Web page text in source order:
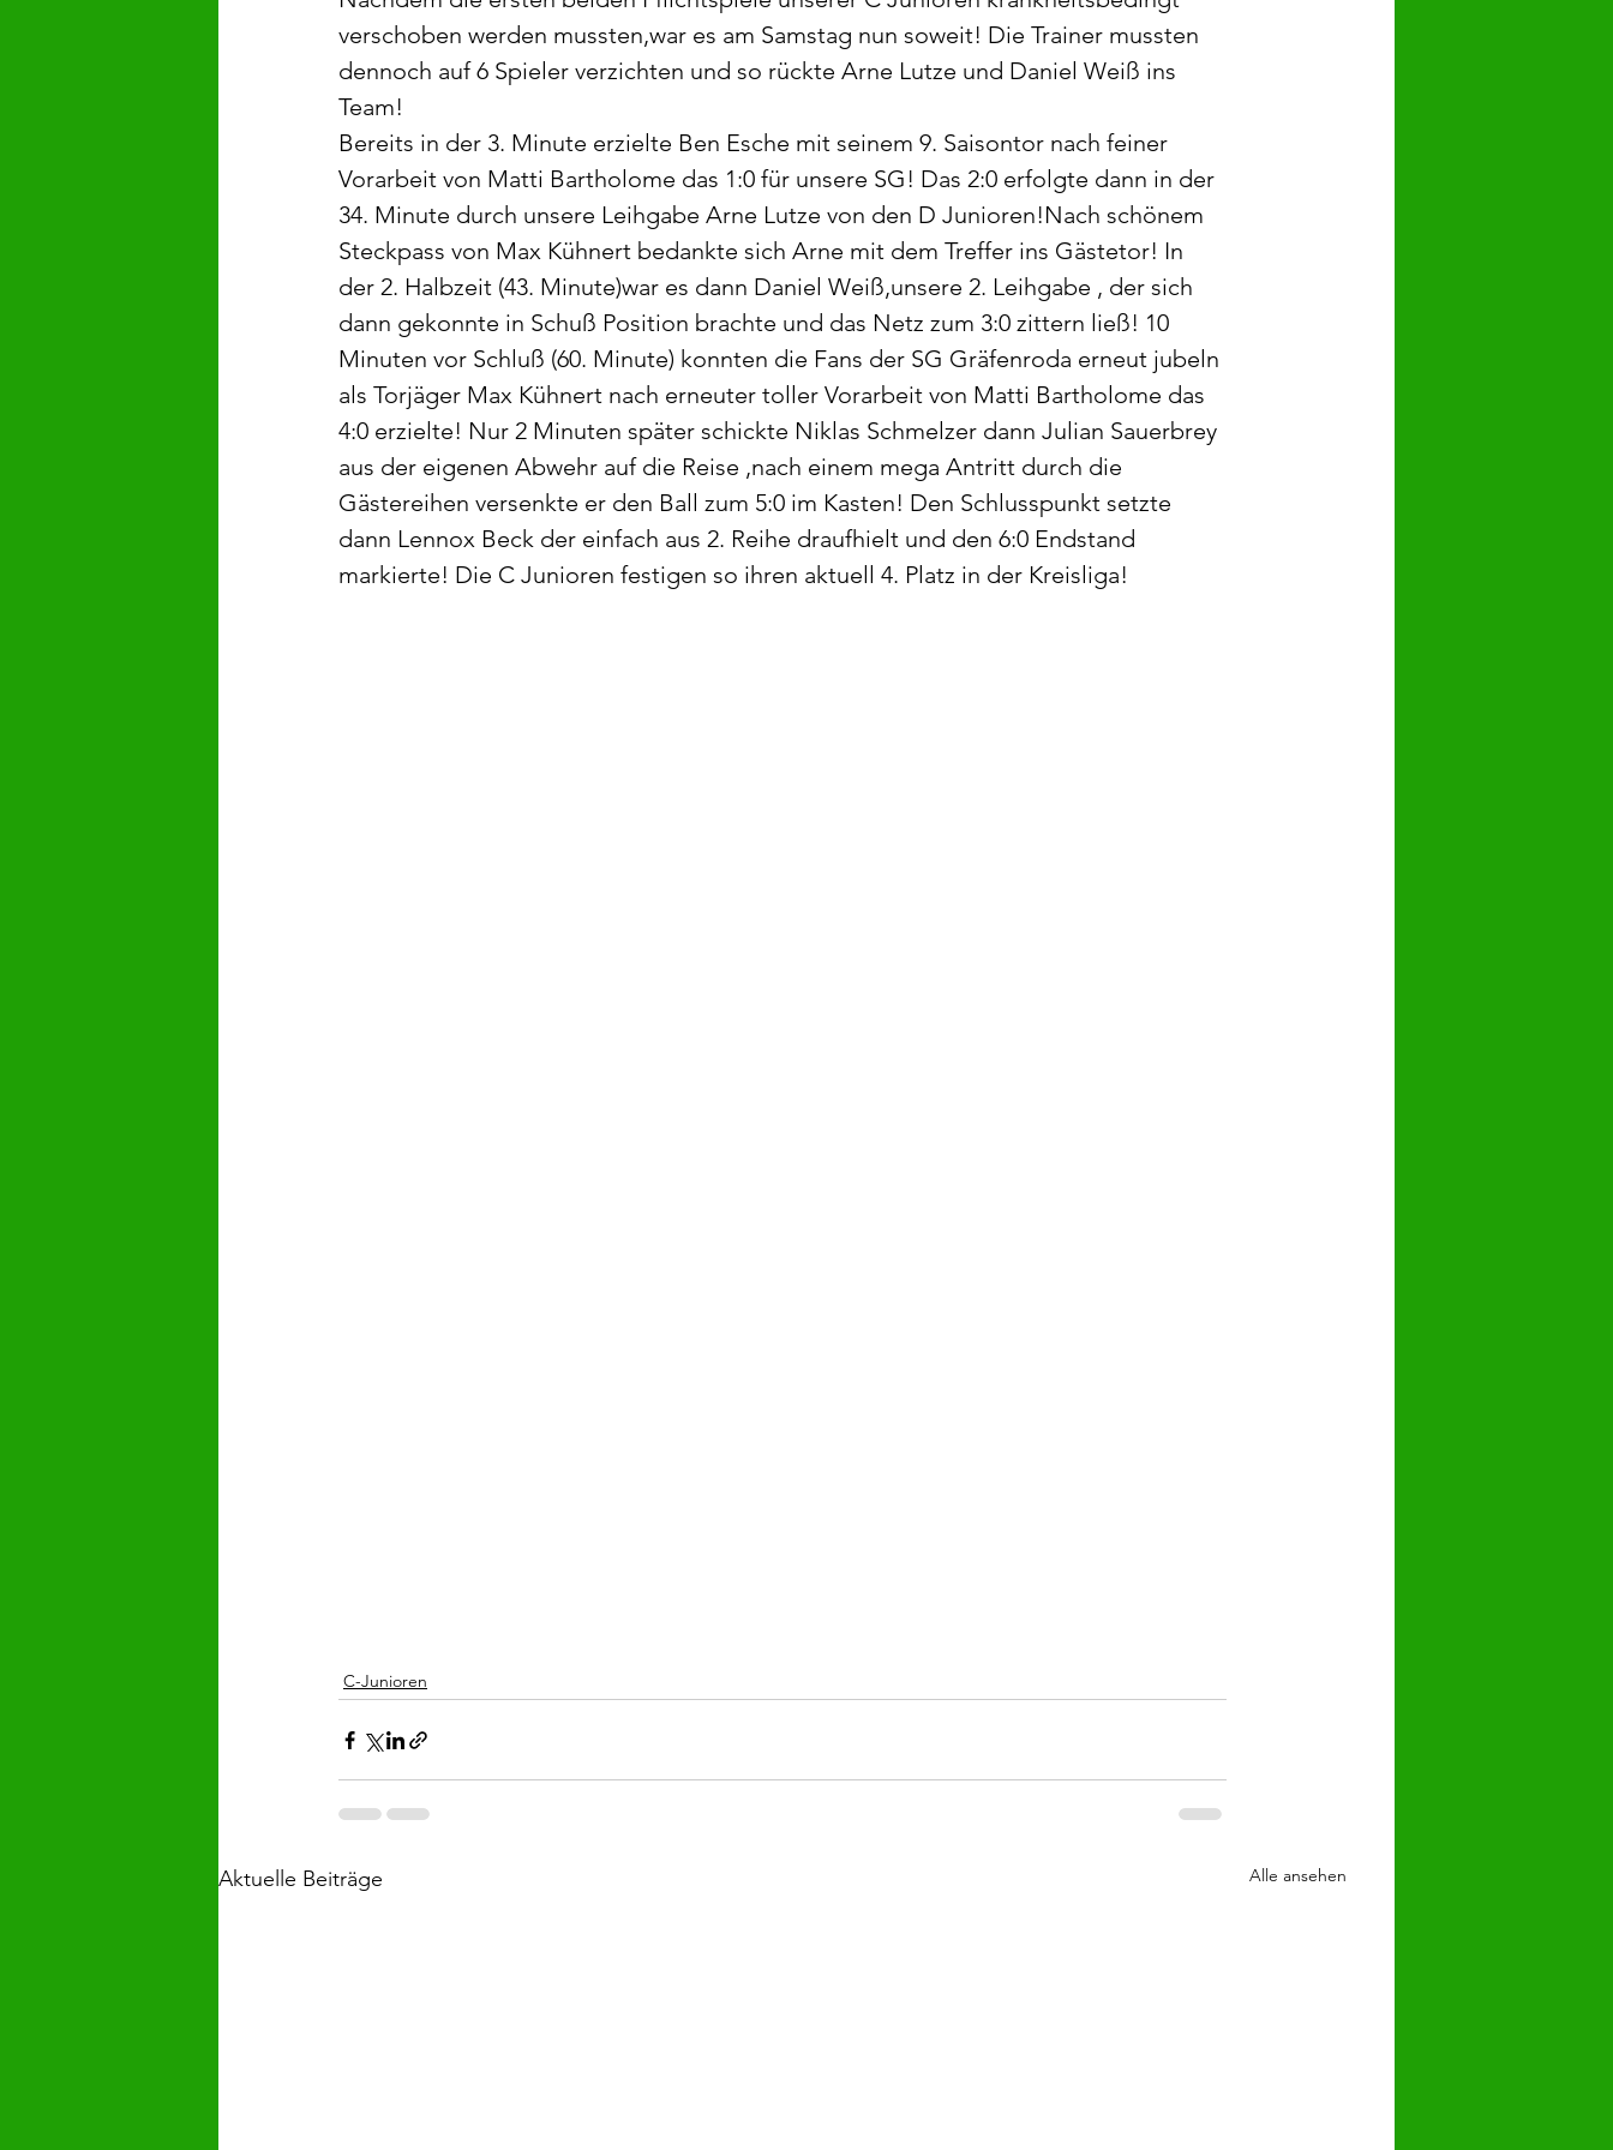
verschoben werden mussten,war es am Samstag nun soweit! Die Trainer mussten
dennoch auf 6 Spieler verzichten und so rückte Arne Lutze und Daniel Weiß ins
Team!
Bereits in der 3. Minute erzielte Ben Esche mit seinem 9. Saisontor nach feiner
Vorarbeit von Matti Bartholome das 1:0 für unsere SG! Das 2:0 erfolgte dann in der
34. Minute durch unsere Leihgabe Arne Lutze von den D Junioren!Nach schönem
Steckpass von Max Kühnert bedankte sich Arne mit dem Treffer ins Gästetor! In
der 2. Halbzeit (43. Minute)war es dann Daniel Weiß,unsere 2. Leihgabe , der sich
dann gekonnte in Schuß Position brachte und das Netz zum 3:0 zittern ließ! 10
Minuten vor Schluß (60. Minute) konnten die Fans der SG Gräfenroda erneut jubeln
als Torjäger Max Kühnert nach erneuter toller Vorarbeit von Matti Bartholome das
4:0 erzielte! Nur 2 Minuten später schickte Niklas Schmelzer dann Julian Sauerbrey
aus der eigenen Abwehr auf die Reise ,nach einem mega Antritt durch die
Gästereihen versenkte er den Ball zum 5:0 im Kasten! Den Schlusspunkt setzte
dann Lennox Beck der einfach aus 2. Reihe draufhielt und den 6:0 Endstand
markierte! Die C Junioren festigen so ihren aktuell 4. Platz in der Kreisliga!
C-Junioren
Aktuelle Beiträge Alle ansehen